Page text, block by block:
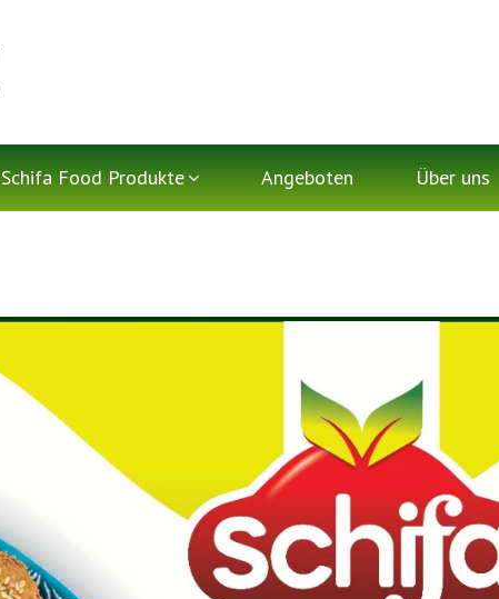
Schifa Food Produkte Angeboten Über uns